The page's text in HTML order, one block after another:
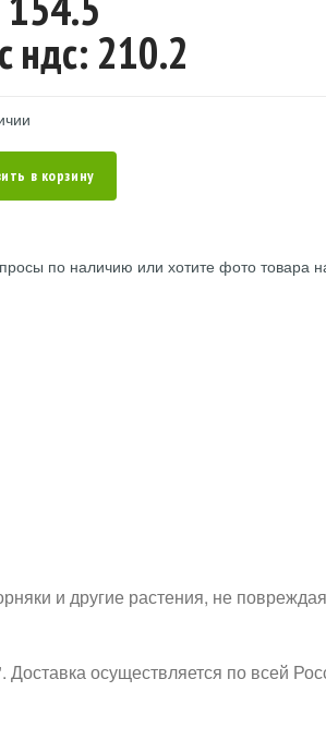
ндс: 210.2
в корзину
по наличию или хотите фото товара
и другие растения, не
осуществляется по всей